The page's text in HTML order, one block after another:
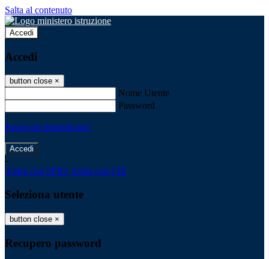
Salta al contenuto
Accedi
Accedi
button close ×
Nome Utente
Password
Password dimenticata?
-
Entra con SPID Entra con CIE
Seleziona utente
button close ×
Recupero password